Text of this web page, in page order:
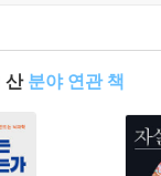
산 분야 연관 책